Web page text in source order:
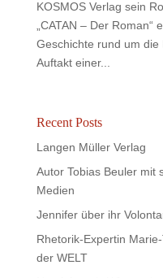
KOSMOS Verlag sein
„CATAN – Der
Geschichte rund um die
Auftakt einer...
Recent Posts
Langen Müller Verlag
Autor Tobias Beuler mit
Medien
Jennifer über ihr
Rhetorik-Expertin
der WELT